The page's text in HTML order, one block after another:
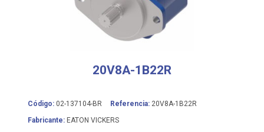
20V8A-1B22R
Código: 02-137104-BR Referencia: 20V8A-1B22R
Fabricante: EATON VICKERS